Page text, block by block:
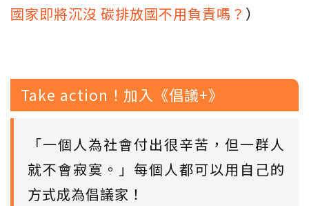
國家即將沉沒 碳排放國不用負責嗎？ ）
Take action！加入《倡議+》
「一個人為社會付出很辛苦，但一群人
就不會寂寞。」每個人都可以用自己的
方式成為倡議家！